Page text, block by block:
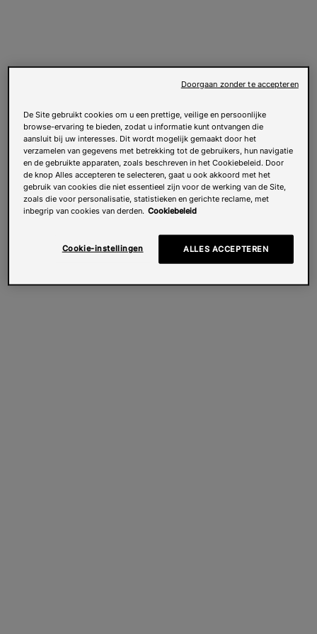
De Site gebruikt cookies om u een prettige, veilige en persoonlijke
browse-ervaring te bieden, zodat u informatie kunt ontvangen die
aansluit bij uw interesses. Dit wordt mogelijk gemaakt door het
verzamelen van gegevens met betrekking tot de gebruikers, hun navigatie
en de gebruikte apparaten, zoals beschreven in het Cookiebeleid. Door
de knop Alles accepteren te selecteren, gaat u ook akkoord met het
gebruik van cookies die niet essentieel zijn voor de werking van de Site,
zoals die voor personalisatie, statistieken en gerichte reclame, met
inbegrip van cookies van derden. Cookiebeleid
Cookie-instellingen ALLES ACCEPTEREN
Doorgaan zonder te accepteren